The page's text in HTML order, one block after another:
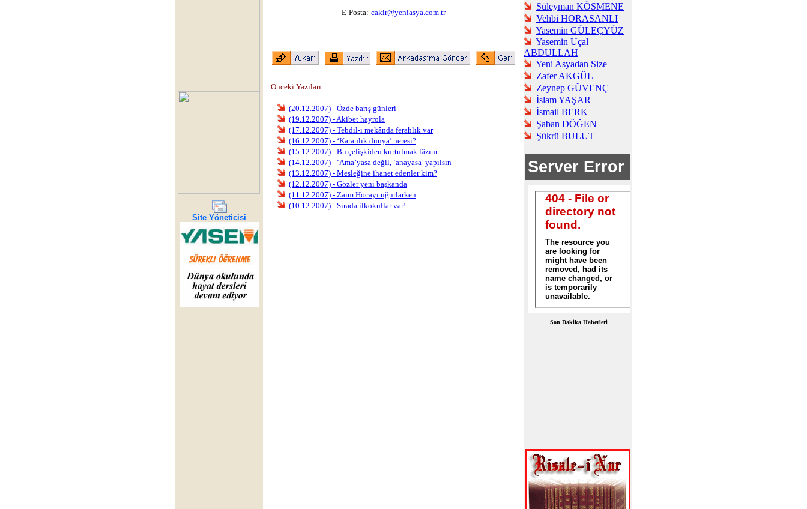
Site Yöneticisi
E-Posta: cakir@yeniasya.com.tr
Önceki Yazıları
(20.12.2007) - Özde barış günleri
(19.12.2007) - Akibet hayrola
(17.12.2007) - Tebdil-i mekânda ferahlık var
(16.12.2007) - ‘Karanlık dünya’ neresi?
(15.12.2007) - Bu çelişkiden kurtulmak lâzım
(14.12.2007) - ‘Ama’yasa değil, ‘anayasa’ yapılsın
(13.12.2007) - Mesleğine ihanet edenler kim?
(12.12.2007) - Gözler yeni başkanda
(11.12.2007) - Zaim Hocayı uğurlarken
(10.12.2007) - Sırada ilkokullar var!
Süleyman KÖSMENE
Vehbi HORASANLI
Yasemin GÜLEÇYÜZ
Yasemin Uçal
ABDULLAH
Yeni Asyadan Size
Zafer AKGÜL
Zeynep GÜVENÇ
İslam YAŞAR
İsmail BERK
Şaban DÖĞEN
Şükrü BULUT
Son Dakika Haberleri